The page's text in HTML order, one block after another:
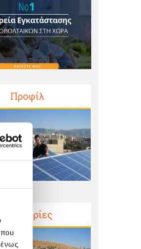
Προφίλ
Μαρτυρίες